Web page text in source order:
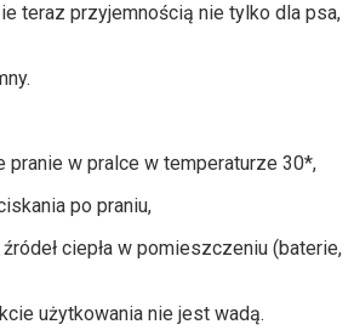
teraz przyjemnością nie tylko dla psa,
pranie w pralce w temperaturze 30*,
po praniu,
ciepła w pomieszczeniu (baterie,
użytkowania nie jest wadą.